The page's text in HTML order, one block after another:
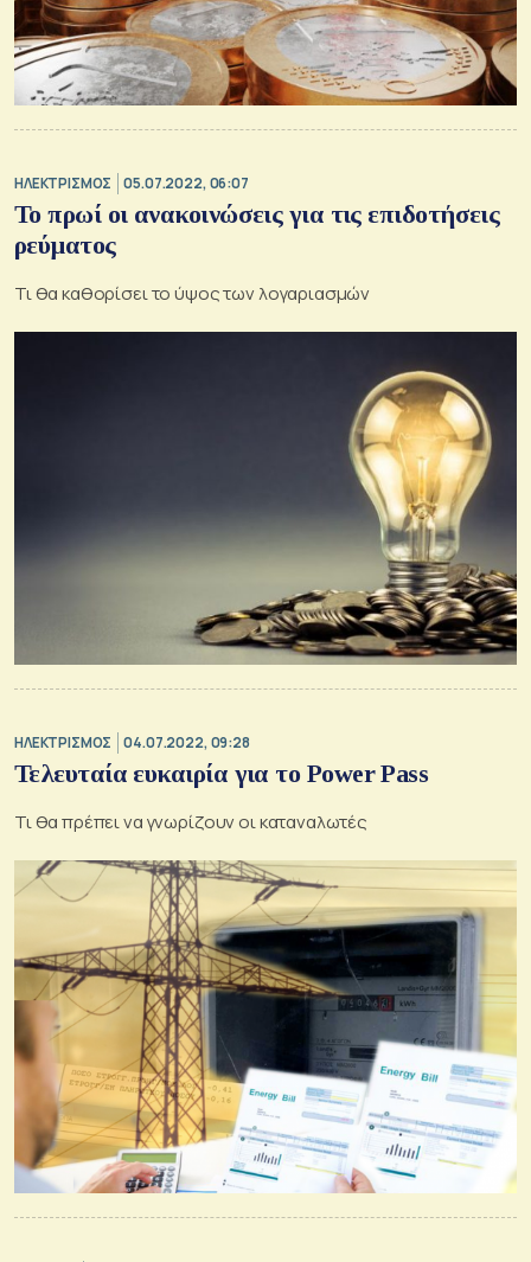
ΗΛΕΚΤΡΙΣΜΟΣ 05.07.2022, 06:07
Το πρωί οι ανακοινώσεις για τις επιδοτήσεις
ρεύματος
Τι θα καθορίσει το ύψος των λογαριασμών
ΗΛΕΚΤΡΙΣΜΟΣ 04.07.2022, 09:28
Τελευταία ευκαιρία για το Power Pass
Τι θα πρέπει να γνωρίζουν οι καταναλωτές